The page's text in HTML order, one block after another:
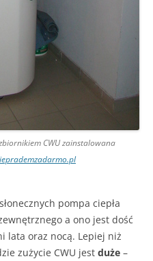
CWU zainstalowana
pompa ciepła
a ono jest dość
lata oraz nocą. Lepiej niż
zużycie CWU jest duże –